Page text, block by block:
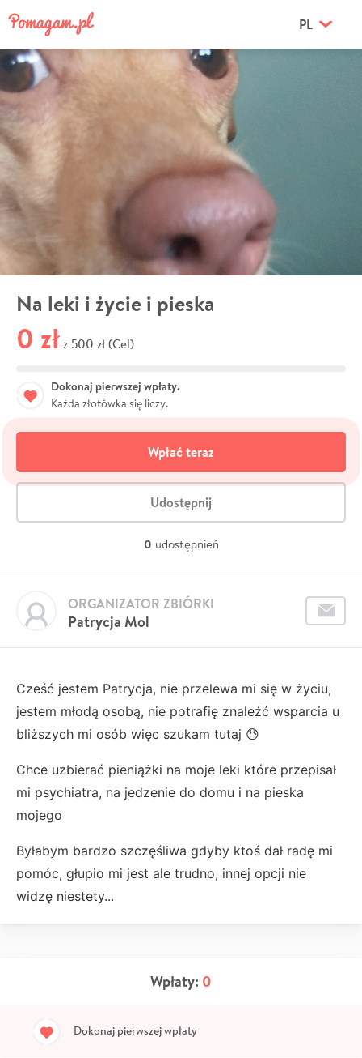
PL
Na leki i życie i pieska
0 zł z 500 zł (Cel)
Dokonaj pierwszej wpłaty.
Każda złotówka się liczy.
Wpłać teraz
Udostępnij
0 udostępnień
Patrycja Mol
ORGANIZATOR ZBIÓRKI
Cześć jestem Patrycja, nie przelewa mi się w życiu,
jestem młodą osobą, nie potrafię znaleźć wsparcia u
bliższych mi osób więc szukam tutaj 😓
Chce uzbierać pieniążki na moje leki które przepisał
mi psychiatra, na jedzenie do domu i na pieska
mojego
Byłabym bardzo szczęśliwa gdyby ktoś dał radę mi
pomóc, głupio mi jest ale trudno, innej opcji nie
widzę niestety...
Wpłaty: 0
Dokonaj pierwszej wpłaty